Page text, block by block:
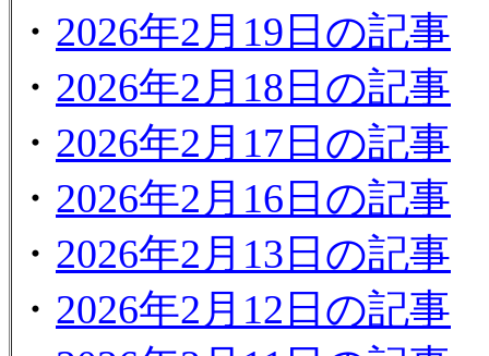
・ 2026年2月19日の記事
・ 2026年2月18日の記事
・ 2026年2月17日の記事
・ 2026年2月16日の記事
・ 2026年2月13日の記事
・ 2026年2月12日の記事